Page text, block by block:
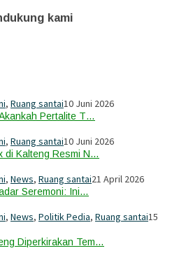
kami
, Ruang santai10 Juni 2026
Pertalite T…
, Ruang santai10 Juni 2026
di Kalteng Resmi N…
, News, Ruang santai21 April 2026
Seremoni: Ini…
, News, Politik Pedia, Ruang santai15
Diperkirakan Tem…